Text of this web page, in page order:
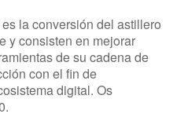
la conversión del astillero
y consisten en mejorar
de su cadena de
con el fin de
digital. Os